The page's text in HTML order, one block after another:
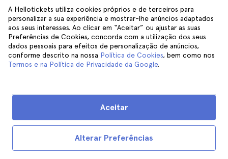
A Hellotickets utiliza cookies próprios e de terceiros para
personalizar a sua experiência e mostrar-lhe anúncios adaptados
aos seus interesses. Ao clicar em “Aceitar” ou ajustar as suas
Preferências de Cookies, concorda com a utilização dos seus
dados pessoais para efeitos de personalização de anúncios,
conforme descrito na nossa Política de Cookies, bem como nos
Termos e na Política de Privacidade da Google.
Alterar Preferências
Aceitar
Sobre nós
Carreiras
Afiliados
Avaliações
Privacidade
Aviso Legal
Nova Iorque
Roma
Paris
Londres
Granada
Tenerife
Ajuda